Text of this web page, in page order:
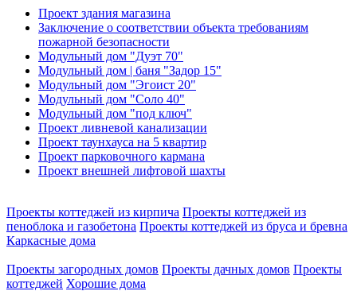
Проект здания магазина
Заключение о соответствии объекта требованиям
пожарной безопасности
Модульный дом "Дуэт 70"
Модульный дом | баня "Задор 15"
Модульный дом "Эгоист 20"
Модульный дом "Соло 40"
Модульный дом "под ключ"
Проект ливневой канализации
Проект таунхауса на 5 квартир
Проект парковочного кармана
Проект внешней лифтовой шахты
Проекты коттеджей из кирпича Проекты коттеджей из
пеноблока и газобетона Проекты коттеджей из бруса и бревна
Каркасные дома
Проекты загородных домов Проекты дачных домов Проекты
коттеджей Хорошие дома